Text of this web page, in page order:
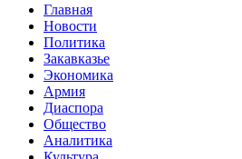
Главная
Новости
Политика
Закавказье
Экономика
Армия
Диаспора
Общество
Аналитика